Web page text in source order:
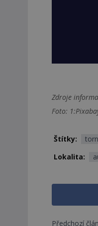
Zdroje
Foto:
Štítky:
Lokalita:
Předchozí